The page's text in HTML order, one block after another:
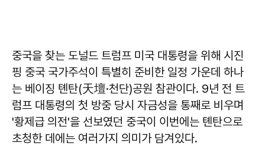
중국을 찾는 도널드 트럼프 미국 대통령을 위해 시진
핑 중국 국가주석이 특별히 준비한 일정 가운데 하나
는 베이징 톈탄(天壇·천단)공원 참관이다. 9년 전 트
럼프 대통령의 첫 방중 당시 자금성을 통째로 비우며
'황제급 의전'을 선보였던 중국이 이번에는 톈탄으로
초청한 데에는 여러가지 의미가 담겨있다.